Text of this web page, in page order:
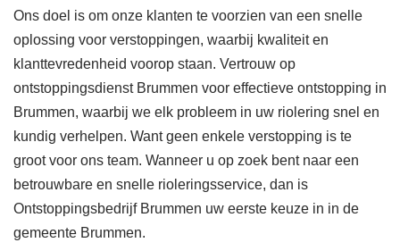
Ons doel is om onze klanten te voorzien van een snelle
oplossing voor verstoppingen, waarbij kwaliteit en
klanttevredenheid voorop staan. Vertrouw op
ontstoppingsdienst Brummen voor effectieve ontstopping in
Brummen, waarbij we elk probleem in uw riolering snel en
kundig verhelpen. Want geen enkele verstopping is te
groot voor ons team. Wanneer u op zoek bent naar een
betrouwbare en snelle rioleringsservice, dan is
Ontstoppingsbedrijf Brummen uw eerste keuze in in de
gemeente Brummen.